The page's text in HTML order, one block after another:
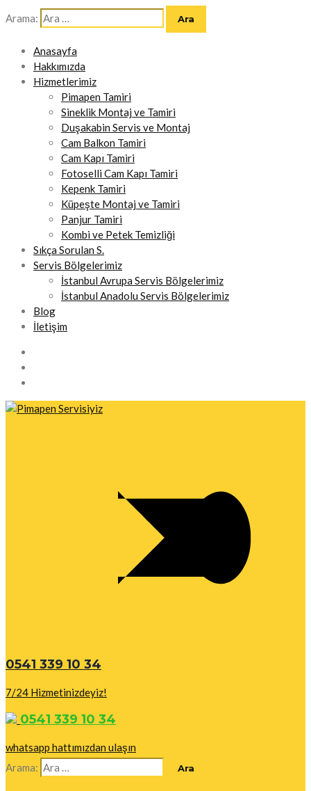
Arama:
Anasayfa
Hakkımızda
Hizmetlerimiz
Pimapen Tamiri
Sineklik Montaj ve Tamiri
Duşakabin Servis ve Montaj
Cam Balkon Tamiri
Cam Kapı Tamiri
Fotoselli Cam Kapı Tamiri
Kepenk Tamiri
Küpeşte Montaj ve Tamiri
Panjur Tamiri
Kombi ve Petek Temizliği
Sıkça Sorulan S.
Servis Bölgelerimiz
İstanbul Avrupa Servis Bölgelerimiz
İstanbul Anadolu Servis Bölgelerimiz
Blog
İletişim
0541 339 10 34
7/24 Hizmetinizdeyiz!
0541 339 10 34
whatsapp hattımızdan ulaşın
Arama: